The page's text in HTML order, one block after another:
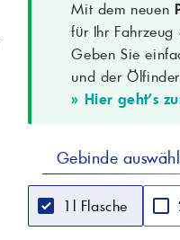
Kompatible Fahrzeuge
Dichte bei 15 °C
Kinematische
Viskositätsindex
Sulfatasche
TBN
Pourpoint
Schaumbildung bei
Mit dem neuen
für Ihr
Geben Sie
und der
» Hier geht's
Gebinde
1l Flasche